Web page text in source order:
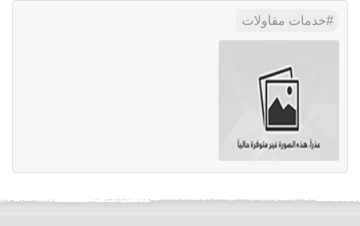
خدمات مقاولات